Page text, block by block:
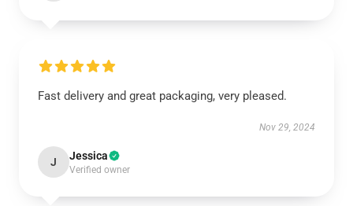
Fast delivery and great packaging, very pleased.
Nov 29, 2024
J Jessica
Verified owner